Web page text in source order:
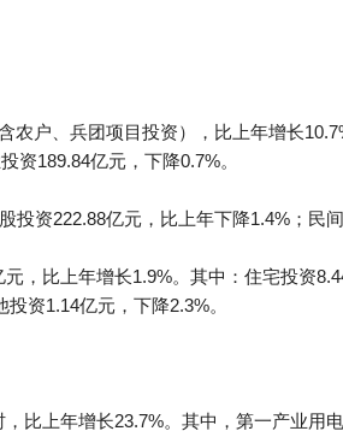
农户、兵团项目投资），比上年增长
资189.84亿元，下降0.7%。
投资222.88亿元，比上年下降1.4%；民
，比上年增长1.9%。其中：住宅投资
资1.14亿元，下降2.3%。
比上年增长23.7%。其中，第一产业用